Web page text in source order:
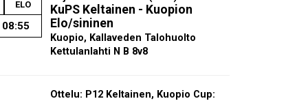
ELO
08:55
KuPS Keltainen - Kuopion
Elo/sininen
Kuopio, Kallaveden Talohuolto
Kettulanlahti N B 8v8
Ottelu: P12 Keltainen, Kuopio Cup: